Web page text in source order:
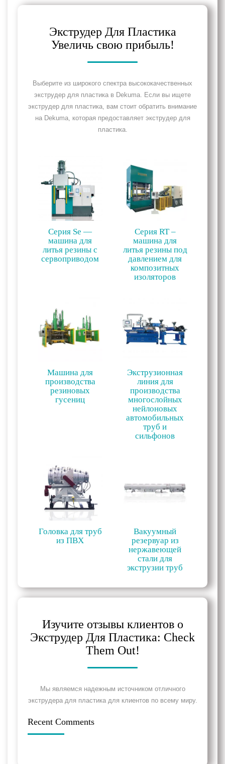
Экструдер Для Пластика
Увеличь свою прибыль!
Выберите из широкого спектра высококачественных
экструдер для пластика в Dekuma. Если вы ищете
экструдер для пластика, вам стоит обратить внимание
на Dekuma, которая предоставляет экструдер для
пластика.
Серия Se —
машина для
литья резины с
сервоприводом
Серия RT –
машина для
литья резины под
давлением для
композитных
изоляторов
Машина для
производства
резиновых
гусениц
Экструзионная
линия для
производства
многослойных
нейлоновых
автомобильных
труб и
сильфонов
Головка для труб
из ПВХ
Вакуумный
резервуар из
нержавеющей
стали для
экструзии труб
Изучите отзывы клиентов о
Экструдер Для Пластика: Check
Them Out!
Мы являемся надежным источником отличного
экструдера для пластика для клиентов по всему миру.
Recent Comments